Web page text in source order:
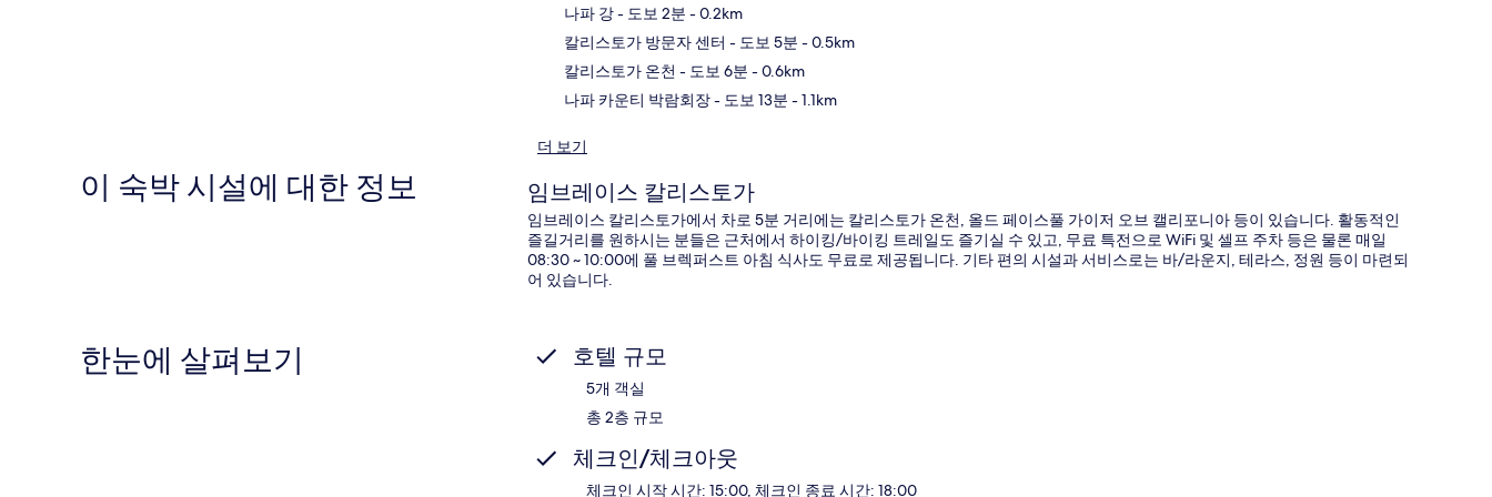
나파 강- 도보 2분 - 0.2km
칼리스토가 방문자 센터 - 도보 5분 - 0.5km
칼리스토가 온천 - 도보 6분 - 0.6km
나파 카운티 박람회장- 도보 13분 - 1.1km
더 보기
이 숙박 시설에 대한 정보 임브레이스 칼리스토가
임브레이스 칼리스토가에서 차로 5분 거리에는 칼리스토가 온천, 올드 페이스풀 가이저 오브 캘리포니아 등이 있습니다. 활동적인
즐길거리를 원하시는 분들은 근처에서 하이킹/바이킹 트레일도 즐기실 수 있고, 무료 특전으로 WiFi 및 셀프 주차 등은 물론 매일
08:30 ~ 10:00에 풀 브렉퍼스트 아침 식사도 무료로 제공됩니다. 기타 편의 시설과 서비스로는 바/라운지, 테라스, 정원 등이 마련되
어 있습니다.
한눈에 살펴보기 호텔 규모
5개 객실
총 2층 규모
체크인/체크아웃
체크인 시작 시간: 15:00, 체크인 종료 시간: 18:00